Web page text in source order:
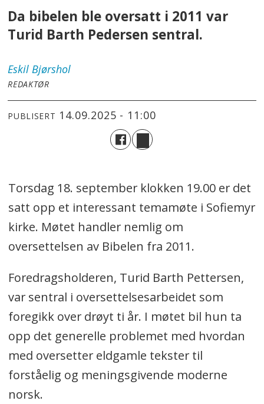
Da bibelen ble oversatt i 2011 var
Turid Barth Pedersen sentral.
Eskil Bjørshol
REDAKTØR
PUBLISERT 14.09.2025 - 11:00
Torsdag 18. september klokken 19.00 er det
satt opp et interessant temamøte i Sofiemyr
kirke. Møtet handler nemlig om
oversettelsen av Bibelen fra 2011.
Foredragsholderen, Turid Barth Pettersen,
var sentral i oversettelsesarbeidet som
foregikk over drøyt ti år. I møtet bil hun ta
opp det generelle problemet med hvordan
med oversetter eldgamle tekster til
forståelig og meningsgivende moderne
norsk.